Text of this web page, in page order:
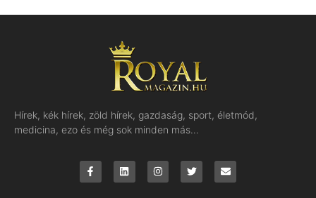
Hírek, kék hírek, zöld hírek, gazdaság, sport, életmód,
medicina, ezo és még sok minden más…